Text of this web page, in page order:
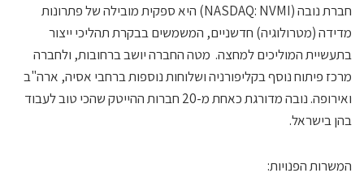
חברת נובה (NASDAQ: NVMI) היא ספקית מובילה של פתרונות
(מטרולוגיה) חדשניים, המשמשים בבקרת תהליכי ייצור
המוליכים למחצה. מטה החברה יושב ברחובות, ולחברה
פיתוח נוסף בקליפורניה ושלוחות נוספות ברחבי אסיה, ארה"ב
ואירופה. נובה מדורגת כאחת מ-20 חברות ההייטק שהכי טוב לעבוד
בישראל.
הפנויות: